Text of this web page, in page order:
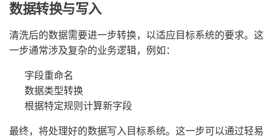
数据转换与写入
清洗后的数据需要进一步转换，以适应目标系统的要求。这
一步通常涉及复杂的业务逻辑，例如：
字段重命名
数据类型转换
根据特定规则计算新字段
最终，将处理好的数据写入目标系统。这一步可以通过轻易